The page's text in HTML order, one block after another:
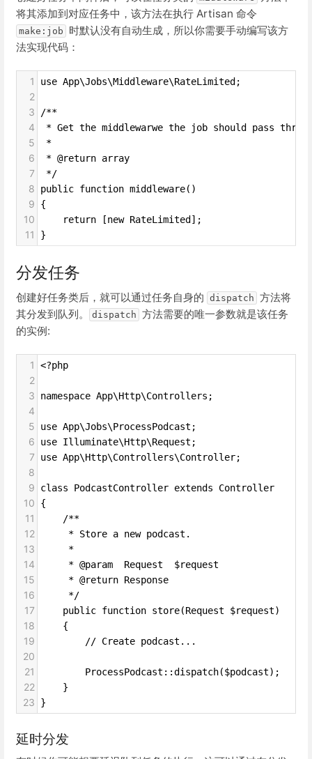
将其添加到对应任务中，该方法在执行 Artisan 命令
make:job
时默认没有自动生成，所以你需要手动编写该方
法实现代码：
1 use App\Jobs\Middleware\RateLimited;
2
3
/**
4 * Get the middlewarwe the job should pass
5 *
6 * @return array
7 */
8 public function middleware()
9 {
10
    return [new RateLimited];
11 }
分发任务
创建好任务类后，就可以通过任务自身的 dispatch 方法将
其分发到队列。
dispatch 方法需要的唯一参数就是该任务
的实例:
1 <?php
2
3
namespace App\Http\Controllers;
4
5
use App\Jobs\ProcessPodcast;
6 use Illuminate\Http\Request;
7 use App\Http\Controllers\Controller;
8
9
class PodcastController extends Controller
10 {
11
    /**
12
     * Store a new podcast.
13
     *
14
     * @param  Request  $request
15
     * @return Response
16
     */
17
    public function store(Request $request)
18
    {
19
        // Create podcast...
20
21
        ProcessPodcast::dispatch($podcast);
22
    }
23 }
延时分发